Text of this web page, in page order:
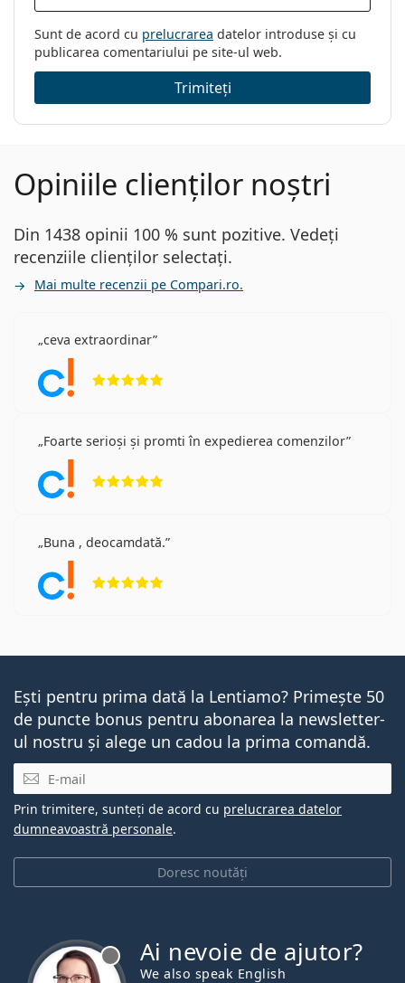
Sunt de acord cu prelucrarea datelor introduse și cu
publicarea comentariului pe site-ul web.
Trimiteți
Opiniile clienților noștri
Din 1438 opinii 100 % sunt pozitive. Vedeți
recenziile clienților selectați.
Mai multe recenzii pe Compari.ro.
ceva extraordinar
Foarte serioși și promti în expedierea comenzilor
Buna , deocamdată.
Ești pentru prima dată la Lentiamo? Primește 50
de puncte bonus pentru abonarea la newsletter-
ul nostru și alege un cadou la prima comandă.
E-mail
Doresc noutăți
Prin trimitere, sunteți de acord cu prelucrarea datelor
dumneavoastră personale.
Ai nevoie de ajutor?
We also speak English